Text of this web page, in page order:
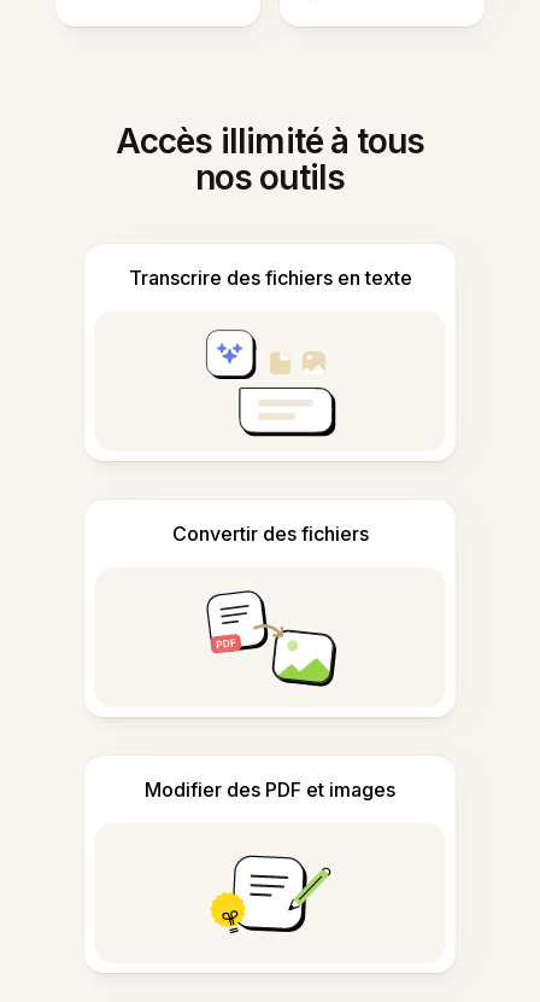
Accès illimité à tous
nos outils
Transcrire des fichiers en texte
Convertir des fichiers
Modifier des PDF et images